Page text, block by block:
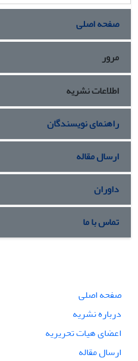
صفحه اصلی
مرور
اطلاعات نشریه
راهنمای نویسندگان
ارسال مقاله
داوران
تماس با ما
صفحه اصلی
درباره نشریه
اعضای هیات تحریریه
ارسال مقاله